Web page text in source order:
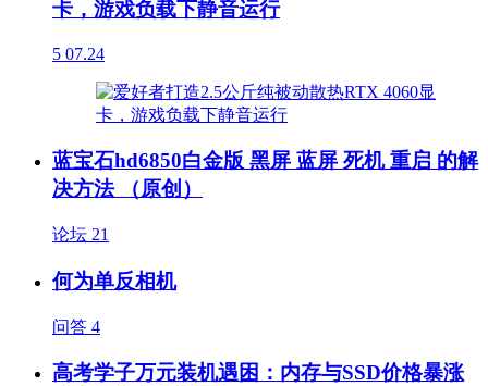
卡，游戏负载下静音运行
5 07.24
蓝宝石hd6850白金版 黑屏 蓝屏 死机 重启 的解
决方法 （原创）
论坛 21
何为单反相机
问答 4
高考学子万元装机遇困：内存与SSD价格暴涨